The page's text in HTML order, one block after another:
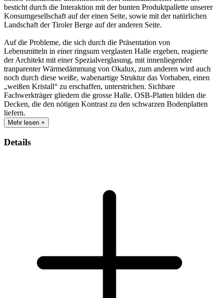
besticht durch die Interaktion mit der bunten Produktpallette unserer
Konsumgesellschaft auf der einen Seite, sowie mit der natürlichen
Landschaft der Tiroler Berge auf der anderen Seite.
Auf die Probleme, die sich durch die Präsentation von
Lebensmitteln in einer ringsum verglasten Halle ergeben, reagierte
der Architekt mit einer Spezialverglasung, mit innenliegender
tranparenter Wärmedämmung von Okalux, zum anderen wird auch
noch durch diese weiße, wabenartige Struktur das Vorhaben, einen
„weißen Kristall“ zu erschaffen, unterstrichen. Sichbare
Fachwerkträger gliedern die grosse Halle. OSB-Platten bilden die
Decken, die den nötigen Kontrast zu den schwarzen Bodenplatten
liefern.
Mehr lesen +
Details